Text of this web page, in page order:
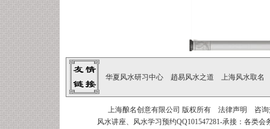
华夏风水研习中心 趙易风水之道 上海风水取名
上海酿名创意有限公司 版权所有 法律声明
咨询
风水讲座、风水学习预约QQ101547281-承接： 各类会